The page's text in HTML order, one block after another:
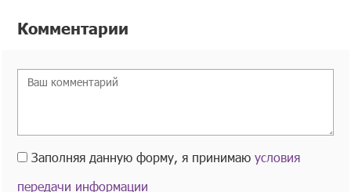
Комментарии
Заполняя данную форму, я принимаюусловия
передачи информации